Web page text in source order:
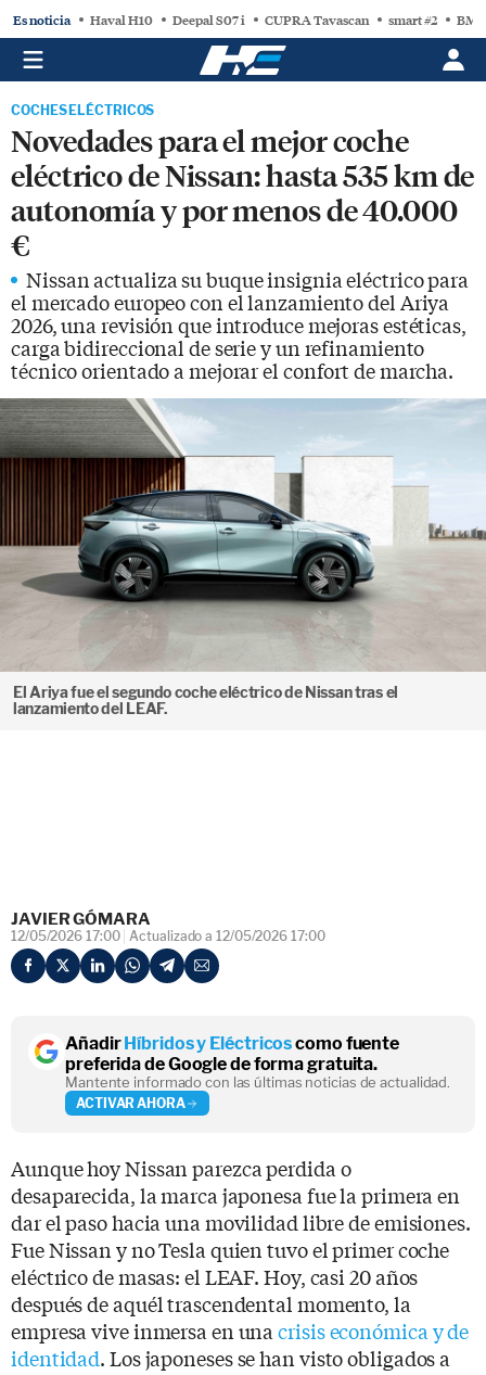
Es noticia Haval H10 Deepal S07 i CUPRA Tavascan smart #2
COCHES ELÉCTRICOS
Novedades para el mejor coche
eléctrico de Nissan: hasta 535 km de
autonomía y por menos de 40.000
€
Nissan actualiza su buque insignia eléctrico para
el mercado europeo con el lanzamiento del Ariya
2026, una revisión que introduce mejoras estéticas,
carga bidireccional de serie y un refinamiento
técnico orientado a mejorar el confort de marcha.
El Ariya fue el segundo coche eléctrico de Nissan tras el
lanzamiento del LEAF.
JAVIER GÓMARA
12/05/2026 17:00 Actualizado a 12/05/2026 17:00
AñadirHíbridos y Eléctricoscomo fuente
preferida de Google de forma gratuita.
Mantente informado con las últimas noticias de actualidad.
ACTIVAR AHORA
Aunque hoy Nissan parezca perdida o
desaparecida, la marca japonesa fue la primera en
dar el paso hacia una movilidad libre de emisiones.
Fue Nissan y no Tesla quien tuvo el primer coche
eléctrico de masas: el LEAF. Hoy, casi 20 años
después de aquél trascendental momento, la
empresa vive inmersa en unacrisis económica y de
identidad. Los japoneses se han visto obligados a